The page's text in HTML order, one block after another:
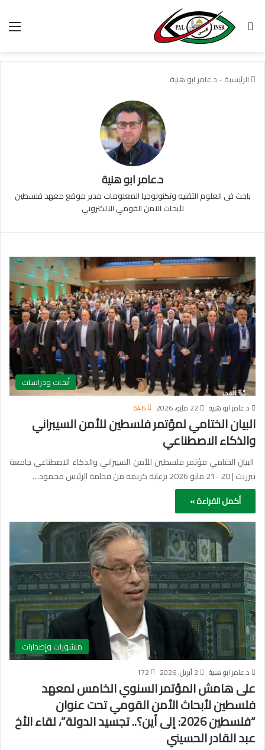
بحث عن
الرئيسية - د.عامر ابو هنية
د.عامر ابو هنية
باحث في العلوم التقنيه وتكنولوجيا المعلومات مدير موقع معهد فلسطين
لأبحاث الامن القومي الالكتروني
أبحاث ودراسات
د.عامر ابو هنية 22 مايو، 2026 646
البيان الختامي لمؤتمر فلسطين للأمن السيبراني
والذكاء الاصطناعي
البيان الختامي مؤتمر فلسطين للأمن السيبراني والذكاء الاصطناعي جامعة
بيرزيت | 20–21 مايو 2026 برعاية كريمة من فخامة الرئيس محمود…
أكمل القراءة »
منشورات وإصدارات
د.عامر ابو هنية 2 أبريل، 2026 172
على هامش المؤتمر السنوي الخامس لمعهد
فلسطين لأبحاث الأمن القومي تحت عنوان
“فلسطين 2026: إلى أين؟.. تجسيد الدولة”، لقاء الأخ
عبد القادر الحسيني